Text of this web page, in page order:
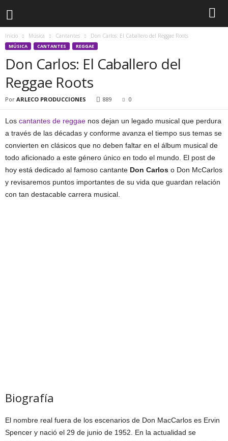
Inicio Música Cantantes Don Carlos: El Caballero del Reggae Roots
MÚSICA CANTANTES REGGAE
Don Carlos: El Caballero del
Reggae Roots
Por ARLECO PRODUCCIONES 889 0
Los cantantes de reggae nos dejan un legado musical que perdura
a través de las décadas y conforme avanza el tiempo sus temas se
convierten en clásicos que no deben faltar en el álbum musical de
todo aficionado a este género único en todo el mundo. El post de
hoy está dedicado al famoso cantante Don Carlos o Don McCarlos
y revisaremos puntos importantes de su vida que guardan relación
con tan destacable carrera musical.
Biografía
El nombre real fuera de los escenarios de Don MacCarlos es Ervin
Spencer y nació el 29 de junio de 1952. En la actualidad se